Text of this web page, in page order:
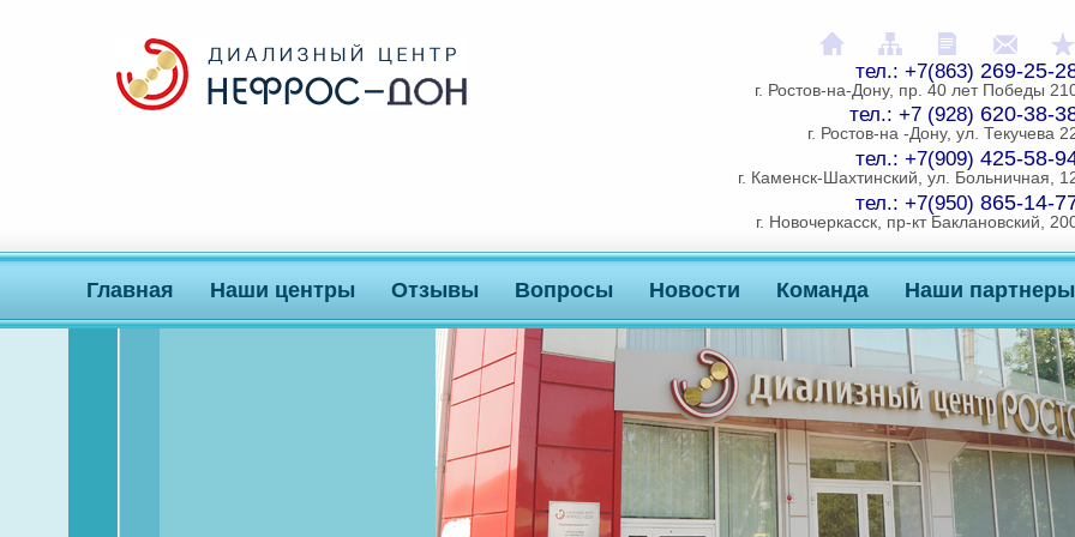
На главнуюКарта сайтаРаспечатать
тел.: +7(863) 269-25-
г. Ростов-на-Дону, пр. 40 лет Победы
тел.: +7 (928) 620-38-
г. Ростов-на -Дону, ул. Текучева
тел.: +7(909) 425-58-
г. Каменск-Шахтинский, ул. Больничная,
тел.: +7(950) 865-14-
г. Новочеркасск, пр-кт Баклановский,
Главная Наши центры Отзывы Вопросы Новости Команда Наши партнеры